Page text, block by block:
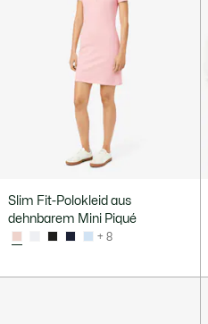
Slim Fit-Polokleid aus
dehnbarem Mini Piqué
+ 8